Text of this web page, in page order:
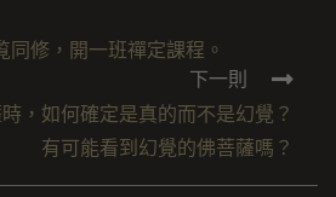
同修，開一班禪定課程。
下一則
，如何確定是真的而不是幻覺？
有可能看到幻覺的佛菩薩嗎？